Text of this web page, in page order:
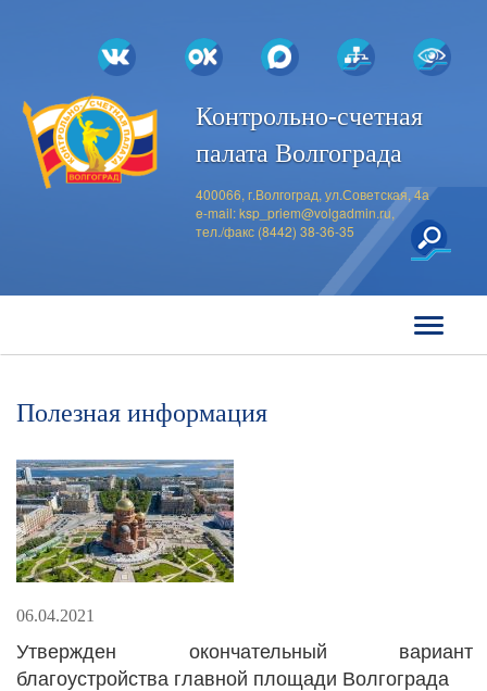
Контрольно-счетная
палата Волгограда
400066, г.Волгоград, ул.Советская, 4а
e-mail:ksp_priem@volgadmin.ru,
тел./факс (8442) 38-36-35
Полезная информация
06.04.2021
Утвержден окончательный вариант
благоустройства главной площади Волгограда